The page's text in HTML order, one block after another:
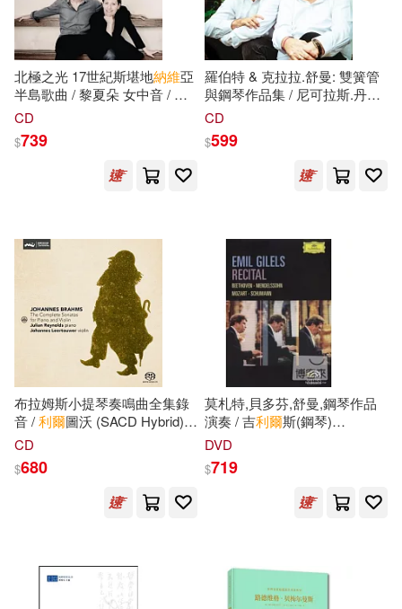
查爾斯‧狄更斯(5)
流年（主編）(5)
田思源(5)
童趣出版有限公司(5)
維．比安基(5)
肯尼斯．葛拉罕(5)
艾莉‧斯坦迪許(5)
芹澤直樹(5) 英國HIT公司(5)
莎士比亞(5)
諸葛小貝，左左(5) 譚本忠(5)
中國友誼出版公司(21)
中國政法大學出版社(21)
北京出版社(21)
哈爾濱出版社(21)
樂金文化(21)
江西美術出版社(21)
北極之光 17世紀斯堪地納維亞
半島歌曲 / 黎夏朵 女中音 / 杜
斯 指揮 / 和諧古樂團(Northern
Century Scandinavia / Lucile
CD
$739
羅伯特 & 克拉拉.舒曼: 雙簧管
與鋼琴作品集 / 尼可拉斯.丹尼
爾 雙簧管 / 朱
Works for Oboe and Piano /
Nicholas Daniel, Julius Drake)
CD
$599
布拉姆斯小提琴奏鳴曲全集錄
音 /利爾圖沃 (SACD Hybrid)
(Johannes Leertouwer /
Sonatas for Piano and Violin)
CD
$680
莫札特,貝多芬,舒曼,鋼琴作品
演奏 / 吉利爾斯(鋼琴)
DVD(Emil Gilels - Recital DVD)
DVD
$719